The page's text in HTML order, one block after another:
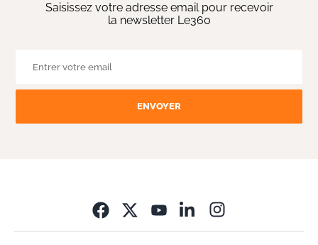
Saisissez votre adresse email pour recevoir
la newsletter Le360
ENVOYER